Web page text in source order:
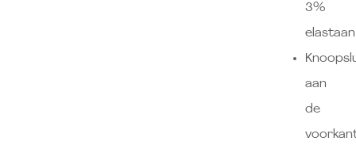
3%
elastaan
aan
de